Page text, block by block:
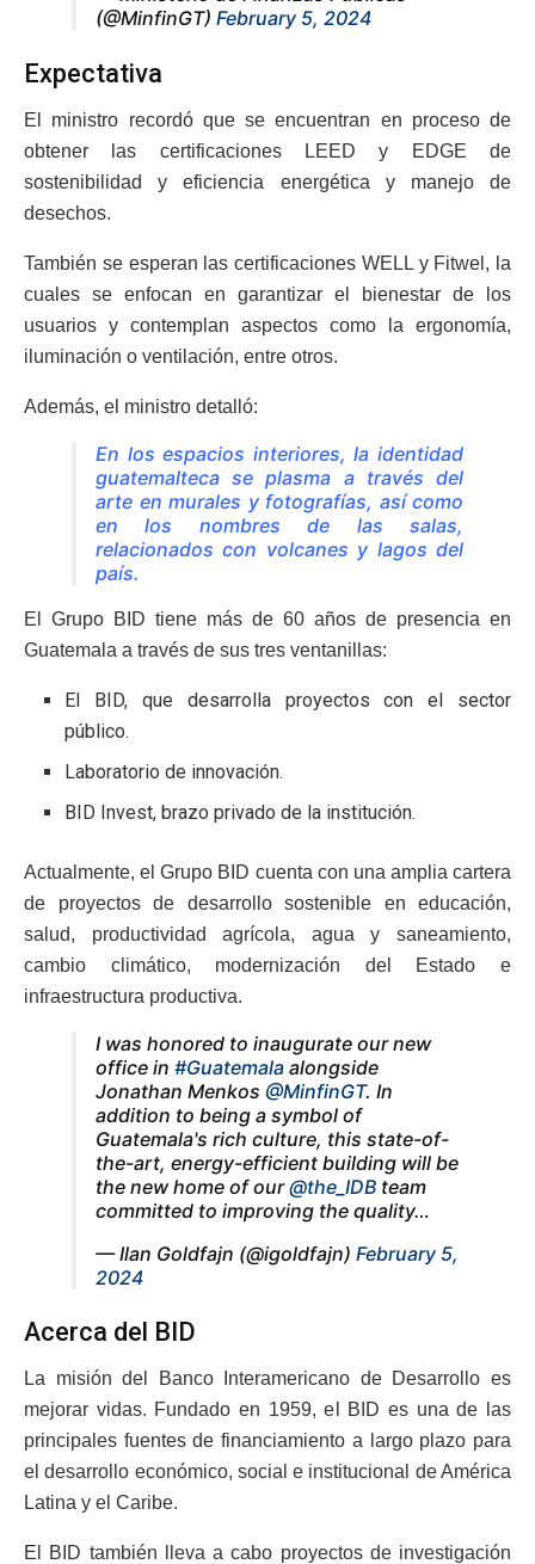
(@MinfinGT) February 5, 2024
Expectativa
El ministro recordó que se encuentran en proceso de
obtener las certificaciones LEED y EDGE de
sostenibilidad y eficiencia energética y manejo de
desechos.
También se esperan las certificaciones WELL y Fitwel, la
cuales se enfocan en garantizar el bienestar de los
usuarios y contemplan aspectos como la ergonomía,
iluminación o ventilación, entre otros.
Además, el ministro detalló:
En los espacios interiores, la identidad
guatemalteca se plasma a través del
arte en murales y fotografías, así como
en los nombres de las salas,
relacionados con volcanes y lagos del
país.
El Grupo BID tiene más de 60 años de presencia en
Guatemala a través de sus tres ventanillas:
El BID, que desarrolla proyectos con el sector
público.
Laboratorio de innovación.
BID Invest, brazo privado de la institución.
Actualmente, el Grupo BID cuenta con una amplia cartera
de proyectos de desarrollo sostenible en educación,
salud, productividad agrícola, agua y saneamiento,
cambio climático, modernización del Estado e
infraestructura productiva.
I was honored to inaugurate our new
office in #Guatemala alongside
Jonathan Menkos @MinfinGT. In
addition to being a symbol of
Guatemala's rich culture, this state-of-
the-art, energy-efficient building will be
the new home of our@the_IDB team
committed to improving the quality…
— Ilan Goldfajn (@igoldfajn) February 5,
2024
Acerca del BID
La misión del Banco Interamericano de Desarrollo es
mejorar vidas. Fundado en 1959, el BID es una de las
principales fuentes de financiamiento a largo plazo para
el desarrollo económico, social e institucional de América
Latina y el Caribe.
El BID también lleva a cabo proyectos de investigación